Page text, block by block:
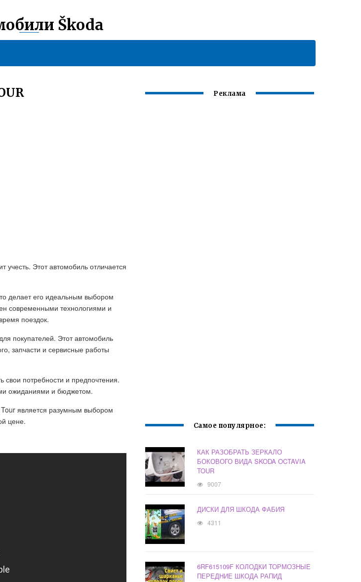
Škoda
учесть. Этот автомобиль отличается
делает его идеальным выбором
современными технологиями и
поездок.
покупателей. Этот автомобиль
запчасти и сервисные работы
свои потребности и предпочтения.
ожиданиями и бюджетом.
является разумным выбором
цене.
Реклама
Самое популярное:
КАК РАЗОБРАТЬ ЗЕРКАЛО
БОКОВОГО ВИДА SKODA OCTAVIA
TOUR
9007
ДИСКИ ДЛЯ ШКОДА ФАБИЯ
4311
6RF615109F КОЛОДКИ ТОРМОЗНЫЕ
ПЕРЕДНИЕ ШКОДА РАПИД